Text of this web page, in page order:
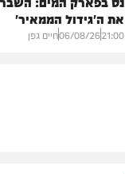
את ה'גידול הממאיר'
21:00
06/08/26חיים גפן